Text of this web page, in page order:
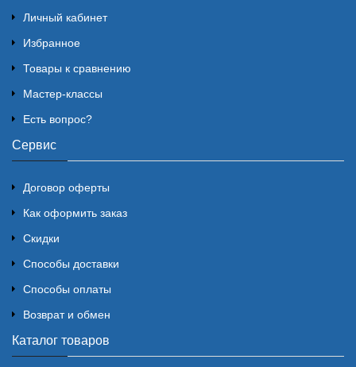
Личный кабинет
Избранное
Товары к сравнению
Мастер-классы
Есть вопрос?
Сервис
Договор оферты
Как оформить заказ
Скидки
Способы доставки
Способы оплаты
Возврат и обмен
Каталог товаров